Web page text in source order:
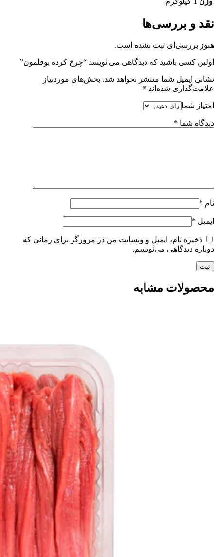
نقد و بررسی‌ها
هنوز بررسی‌ای ثبت نشده است.
اولین کسی باشید که دیدگاهی می نویسد “چرخ کرده بوقلمون”
نشانی ایمیل شما منتشر نخواهد شد. بخش‌های موردنیاز
علامت‌گذاری شده‌اند *
امتیاز شما
دیدگاه شما *
نام *
ایمیل *
ذخیره نام، ایمیل و وبسایت من در مرورگر برای زمانی که
دوباره دیدگاهی می‌نویسم.
محصولات مشابه